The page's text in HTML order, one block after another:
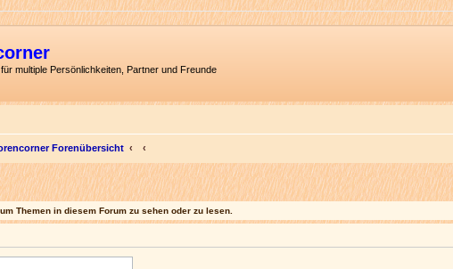
multiple Persönlichkeiten, Partner und Freunde
Forenübersicht
Themen in diesem Forum zu sehen oder zu lesen.